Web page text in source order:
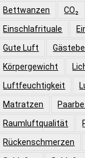
Bettwanzen
CO₂
Einschlafrituale
Gute Luft
Körpergewicht
Luftfeuchtigkeit
Matratzen
Raumluftqualität
Rückenschmerzen